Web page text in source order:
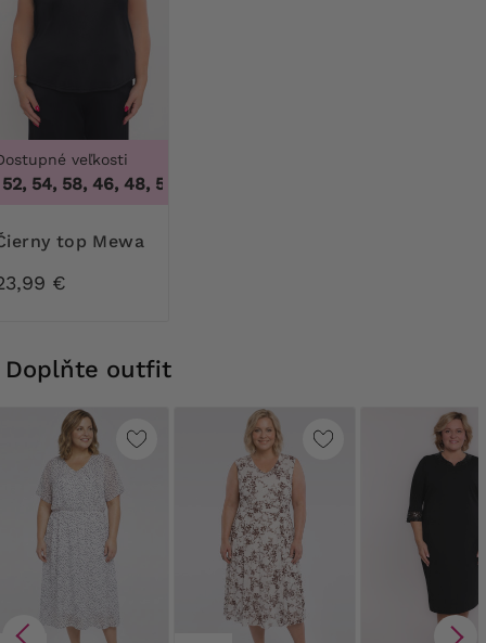
veľkosti
54, 58, 46, 48, 50, 52, 54, 58
Čierny top Mewa
€
Doplňte outfit